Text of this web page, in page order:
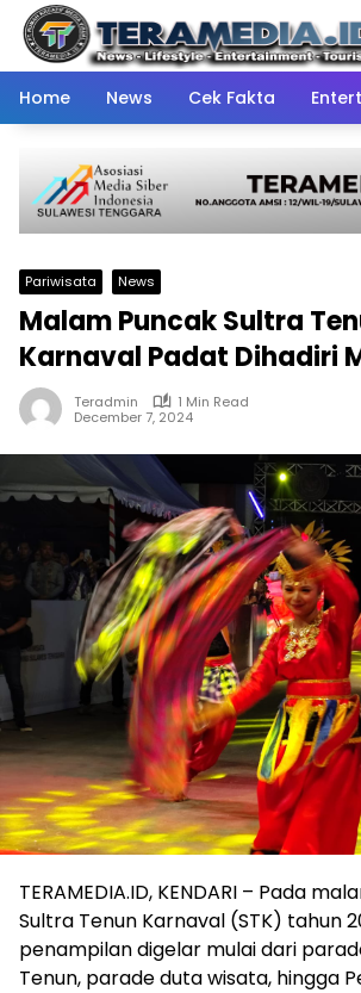
Skip
content
Home
News Cek Fakta
Pariwisata News
Malam Puncak Sultra
Karnaval Padat Dihadiri
Teradmin
1 Min Read
December 7, 2024
TERAMEDIA.ID, KENDARI – Pada
Sultra Tenun Karnaval (STK) tahun
penampilan digelar mulai dari
Tenun, parade duta wisata, hingga